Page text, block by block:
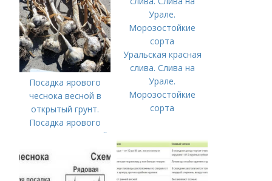
Посадка ярового
чеснока весной в
открытый грунт.
Посадка ярового
чеснока в открытый
Уральская красная
слива. Слива на
Урале.
Морозостойкие
сорта